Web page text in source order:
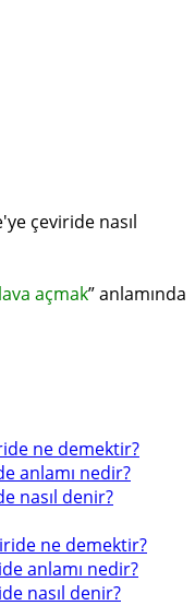
çeviride nasıl
açmak” anlamında
ne demektir?
anlamı nedir?
nasıl denir?
ne demektir?
anlamı nedir?
nasıl denir?